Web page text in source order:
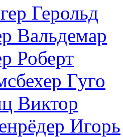
Герольд
Вальдемар
Роберт
Гуго
Виктор
Игорь